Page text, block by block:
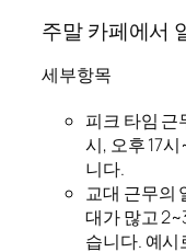
주말 카페에서
세부항목
피크 타임 근
시, 오후 17
니다.
교대 근무의
대가 많고
습니다. 예시